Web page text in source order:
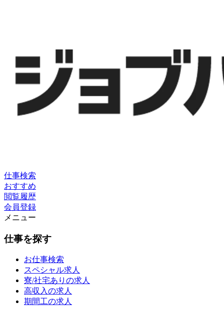
仕事検索
おすすめ
閲覧履歴
会員登録
メニュー
仕事を探す
お仕事検索
スペシャル求人
寮/社宅ありの求人
高収入の求人
期間工の求人